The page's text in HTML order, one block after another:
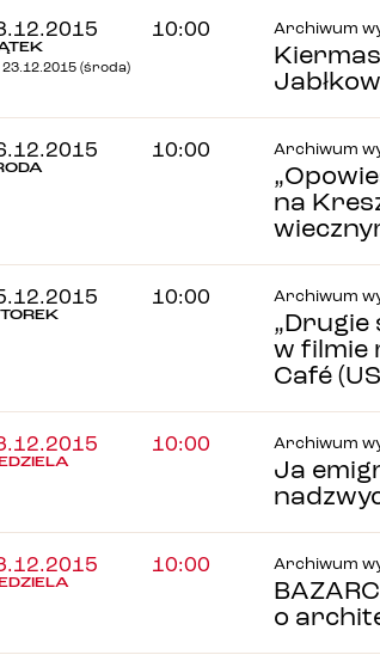
(środa)
10:00 Archiwum
10:00 Archiwum
na
10:00 Archiwum
„Drugie
w filmie
Café
10:00 Archiwum
Ja
10:00 Archiwum
o